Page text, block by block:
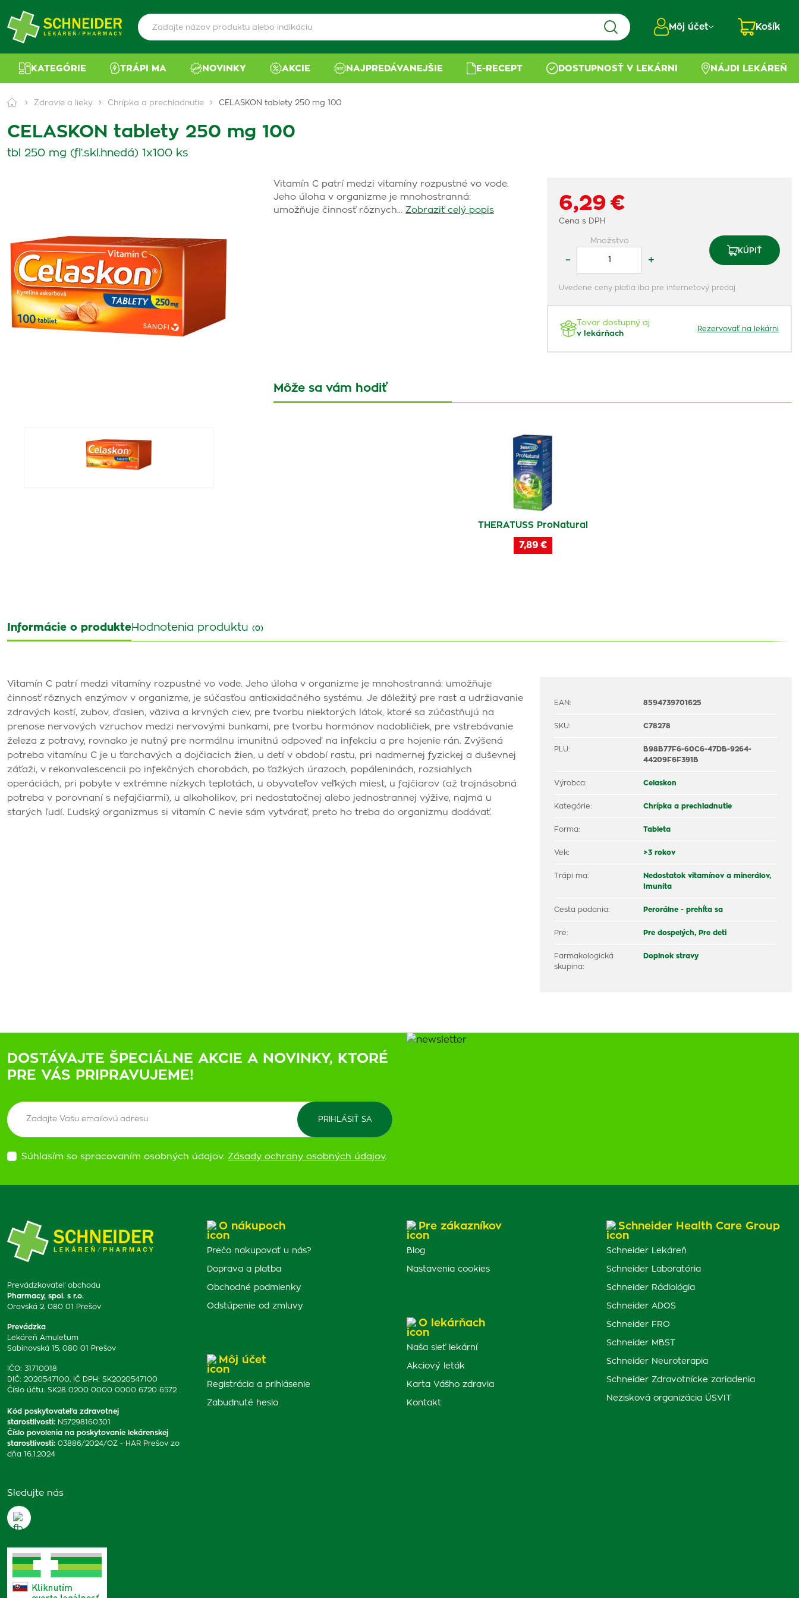
Môj účet Košík
KATEGÓRIE TRÁPI MA NOVINKY AKCIE NAJPREDÁVANEJŠIE E-RECEPT DOSTUPNOSŤ V LEKÁRNI NÁJDI LEKÁREŇ
Zdravie a lieky Chrípka a prechladnutie CELASKON tablety 250 mg 100
CELASKON tablety 250 mg 100
tbl 250 mg (fľ.skl.hnedá) 1x100 ks
Vitamín C patrí medzi vitamíny rozpustné vo vode.
Jeho úloha v organizme je mnohostranná:
umožňuje činnosť rôznych… Zobraziť celý popis 6,29 €
Cena s DPH
Množstvo
– +
KÚPIŤ
Uvedené ceny platia iba pre internetový predaj
Tovar dostupný aj
v lekárňach
Rezervovať na lekárni
Môže sa vám hodiť
THERATUSS ProNatural
7,89 €
Informácie o produkteHodnotenia produktu (0)
Vitamín C patrí medzi vitamíny rozpustné vo vode. Jeho úloha v organizme je mnohostranná: umožňuje
činnosť rôznych enzýmov v organizme, je súčasťou antioxidačného systému. Je dôležitý pre rast a udržiavanie
zdravých kostí, zubov, ďasien, väziva a krvných ciev, pre tvorbu niektorých látok, ktoré sa zúčastňujú na
prenose nervových vzruchov medzi nervovými bunkami, pre tvorbu hormónov nadobličiek, pre vstrebávanie
železa z potravy, rovnako je nutný pre normálnu imunitnú odpoveď na infekciu a pre hojenie rán. Zvýšená
potreba vitamínu C je u ťarchavých a dojčiacich žien, u detí v období rastu, pri nadmernej fyzickej a duševnej
záťaži, v rekonvalescencii po infekčných chorobách, po ťažkých úrazoch, popáleninách, rozsiahlych
operáciách, pri pobyte v extrémne nízkych teplotách, u obyvateľov veľkých miest, u fajčiarov (až trojnásobná
potreba v porovnaní s nefajčiarmi), u alkoholikov, pri nedostatočnej alebo jednostrannej výžive, najmä u
starých ľudí. Ľudský organizmus si vitamín C nevie sám vytvárať, preto ho treba do organizmu dodávať.
EAN: 8594739701625
SKU: C78278
PLU:
B98B77F6-60C6-47DB-9264-
44209F6F391B
Výrobca: Celaskon
Kategórie: Chrípka a prechladnutie
Forma: Tableta
Vek: >3 rokov
Trápi ma:
Nedostatok vitamínov a minerálov,
Imunita
Cesta podania: Perorálne - prehĺta sa
Pre: Pre dospelých, Pre deti
Farmakologická
skupina:
Doplnok stravy
DOSTÁVAJTE ŠPECIÁLNE AKCIE A NOVINKY, KTORÉ
PRE VÁS PRIPRAVUJEME!
Súhlasím so spracovaním osobných údajov. Zásady ochrany osobných údajov.
Prevádzkovateľ obchodu
Pharmacy, spol. s r.o.
Oravská 2, 080 01 Prešov
Prevádzka
Lekáreň Amuletum
Sabinovská 15, 080 01 Prešov
IČO: 31710018
DIČ: 2020547100, IČ DPH: SK2020547100
Číslo účtu: SK28 0200 0000 0000 6720 6572
Kód poskytovateľa zdravotnej
starostlivosti: N57298160301
Číslo povolenia na poskytovanie lekárenskej
starostlivosti: 03886/2024/OZ - HAR Prešov zo
dňa 16.1.2024
Sledujte nás
O nákupoch
Prečo nakupovať u nás?
Doprava a platba
Obchodné podmienky
Odstúpenie od zmluvy
Môj účet
Registrácia a prihlásenie
Zabudnuté heslo
Pre zákazníkov
Blog
Nastavenia cookies
O lekárňach
Naša sieť lekární
Akciový leták
Karta Vášho zdravia
Kontakt
Schneider Health Care Group
Schneider Lekáreň
Schneider Laboratória
Schneider Rádiológia
Schneider ADOS
Schneider FRO
Schneider MBST
Schneider Neuroterapia
Schneider Zdravotnícke zariadenia
Nezisková organizácia ÚSVIT